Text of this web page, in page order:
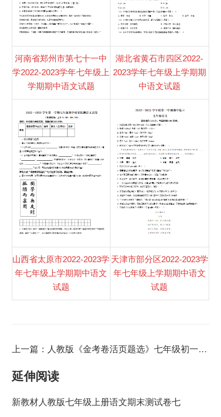
河南省郑州市第七十一中
学2022-2023学年七年级上
学期期中语文试题
湖北省黄石市四区2022-
2023学年七年级上学期期
中语文试题
山西省太原市2022-2023学
年七年级上学期期中语文
试题
天津市部分区2022-2023学
年七年级上学期期中语文
试题
上一篇：人教版《金考卷活页题选》七年级初一上册语文第二单元名校提升卷
延伸阅读
新教材人教版七年级上册语文期末测试卷七